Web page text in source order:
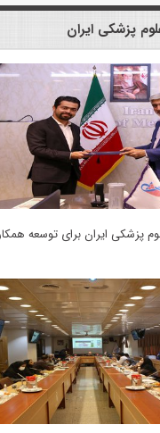
پزشکی ایران
پزشکی ایران برای توسعه